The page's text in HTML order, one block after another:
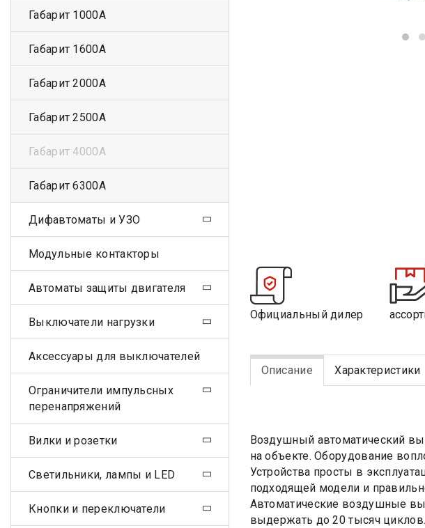
Официальный дилер
Описание Характеристики
Воздушный автоматический
на объекте. Оборудование
Устройства просты в
подходящей модели и
Автоматические воздушные
выдержать до 20 тысяч
Габарит 1000А
Габарит 1600А
Габарит 2000А
Габарит 2500А
Габарит 4000А
Габарит 6300А
Дифавтоматы и УЗО
Модульные контакторы
Автоматы защиты двигателя
Выключатели нагрузки
Аксессуары для выключателей
Ограничители импульсных
перенапряжений
Вилки и розетки
Светильники, лампы и LED
Кнопки и переключатели